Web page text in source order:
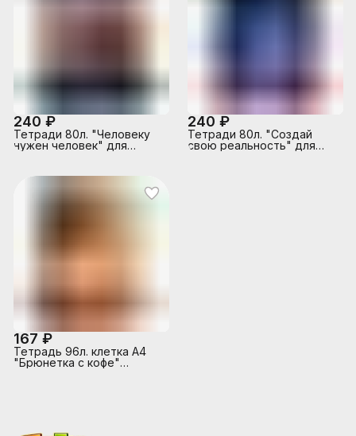
240 ₽
Тетради 80л. "Человеку
нужен человек" для
240 ₽
Тетради 80л. "Создай
свою реальность" для
167 ₽
Тетрадь 96л. клетка А4
"Брюнетка с кофе"